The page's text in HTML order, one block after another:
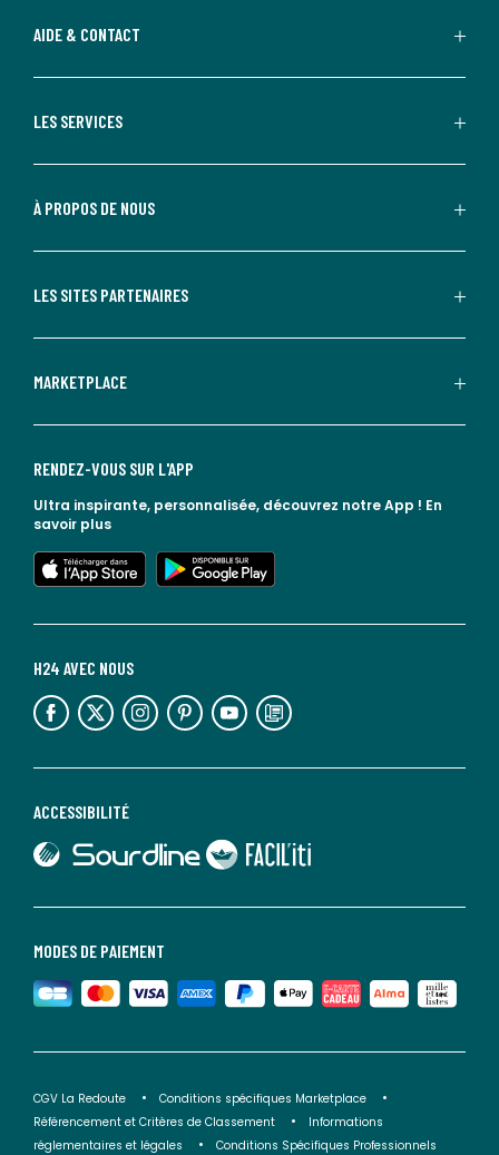
AIDE & CONTACT
LES SERVICES
À PROPOS DE NOUS
LES SITES PARTENAIRES
MARKETPLACE
MODES DE PAIEMENT
ACCESSIBILITÉ
lien vers Faciliti
H24 AVEC NOUS
lien vers l'espace réseaux sociaux lien vers l'espace réseaux sociaux lien vers l'espace réseaux sociaux lien vers l'espace réseaux sociaux lien vers l'espace réseaux sociaux lien vers le blog la redoute
RENDEZ-VOUS SUR L'APP
Ultra inspirante, personnalisée, découvrez notre App ! En
savoir plus
lien vers l'app store
lien vers google play
CGV La Redoute
Conditions spécifiques Marketplace
Référencement et Critères de Classement
Informations
réglementaires et légales
Conditions Spécifiques Professionnels